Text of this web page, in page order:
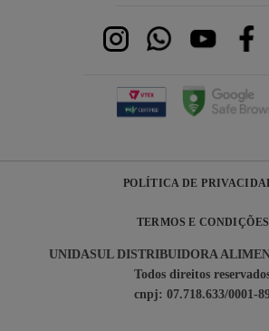
POLÍTICA DE
TERMOS E CONDIÇÕES
UNIDASUL DISTRIBUIDORA
Todos direitos
cnpj: 07.718.633/0001-